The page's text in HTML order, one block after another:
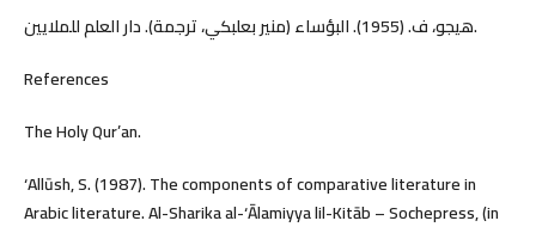
هيجو، ف. (1955). البؤساء (منير بعلبكي، ترجمة). دار العلم للملايين.
References
The Holy Qur’an.
‘Allūsh, S. (1987). The components of comparative literature in
Arabic literature. Al-Sharika al-‘Ālamiyya lil-Kitāb – Sochepress, (in